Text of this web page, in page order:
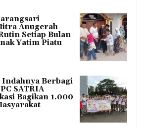
Anugerah
Setiap Bulan
Yatim Piatu
Indahnya Berbagi
SATRIA
Bagikan 1.000